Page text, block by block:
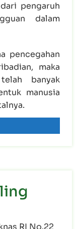
pengaruh
dalam
pencegahan
maka
banyak
manusia
RI No.22